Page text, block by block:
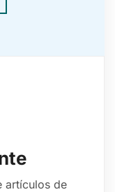
artículos de